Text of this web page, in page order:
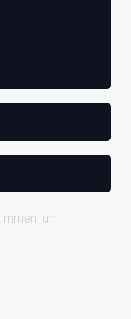
um